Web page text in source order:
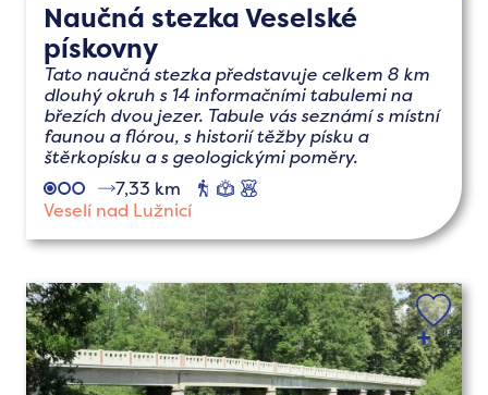
Naučná stezka Veselské
pískovny
Tato naučná stezka představuje celkem 8 km
dlouhý okruh s 14 informačními tabulemi na
březích dvou jezer. Tabule vás seznámí s místní
faunou a flórou, s historií těžby písku a
štěrkopísku a s geologickými poměry.
7,33 km
pěšínaučné
Veselí nad Lužnicí